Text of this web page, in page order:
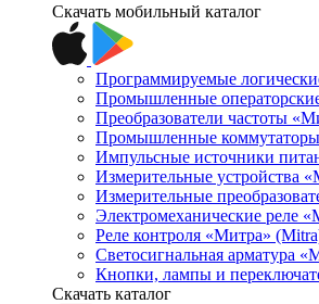
Скачать мобильный каталог
Программируемые
Промышленные
Преобразователи частоты
Промышленные коммутаторы
Импульсные источники
Измерительные устройства
Измерительные
Электромеханические реле
Реле контроля «Митра»
Светосигнальная арматура
Кнопки, лампы и
Скачать каталог